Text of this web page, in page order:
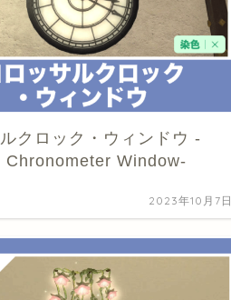
クロック・ウィンドウ -
Chronometer Window-
2023年10月7日